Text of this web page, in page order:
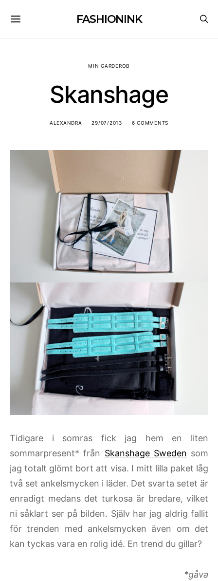
FASHIONINK
MIN GARDEROB
Skanshage
ALEXANDRA 29/07/2013 6 COMMENTS
Tidigare i somras fick jag hem en liten
sommarpresent* från Skanshage Sweden som
jag totalt glömt bort att visa. I mitt lilla paket låg
två set ankelsmycken i läder. Det svarta setet är
enradigt medans det turkosa är bredare, vilket
ni såklart ser på bilden. Själv har jag aldrig fallit
för trenden med ankelsmycken även om det
kan tyckas vara en rolig idé. En trend du gillar?
*gåva